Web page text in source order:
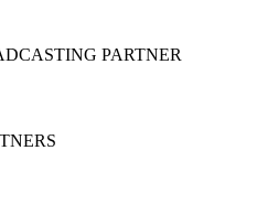
PARTNER